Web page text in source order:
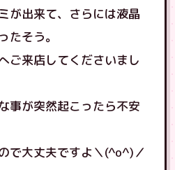
が出来て、さらには液晶
たそう。
ご来店してくださいまし
事が突然起こったら不安
で大丈夫ですよ＼(^o^)／